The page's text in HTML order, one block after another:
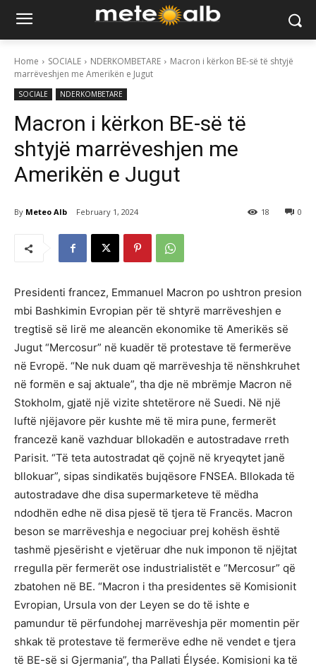
Home SOCIALE NDERKOMBETARE
Macron i kërkon BE-së të shtyjë
marrëveshjen me Amerikën e Jugut
SOCIALE NDERKOMBETARE
Macron i kërkon BE-së të
shtyjë marrëveshjen me
Amerikën e Jugut
By Meteo Alb February 1, 2024 0
18
Presidenti francez, Emmanuel Macron po ushtron presion
mbi Bashkimin Evropian për të shtyrë marrëveshjen e
tregtisë së lirë me aleancën ekonomike të Amerikës së
Jugut “Mercosur” në kuadër të protestave të fermerëve
në Evropë. “Ne nuk duam që marrëveshja të nënshkruhet
në formën e saj aktuale”, tha dje në mbrëmje Macron në
Stokholm, gjatë një vizite shtetërore në Suedi. Në një
luftë njëjavore për kushte më të mira pune, fermerët
francezë kanë vazhduar bllokadën e autostradave rreth
Parisit. “Të teta autostradat që çojnë në kryeqytet janë
bllokuar”, sipas sindikatës bujqësore FNSEA. Bllokada të
autostradave dhe disa supermarketeve të mëdha
ndodhën edhe në disa pjesë të tjera të Francës. Macron
beson se marrëveshja e negociuar prej kohësh është
tashmë pjesërisht e vjetëruar dhe nuk imponon të njëjtat
rregulla për fermerët ose industrialistët e “Mercosur” që
zbatohen në BE. “Macron i tha presidentes së Komisionit
Evropian, Ursula von der Leyen se do të ishte e
pamundur të përfundohej marrëveshja për momentin për
shkak të protestave të fermerëve edhe në vendet e tjera
të BE-së si Gjermania”, tha Pallati Élysée. Komisioni ka të